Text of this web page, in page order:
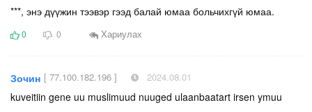
***, энэ дүүжин тээвэр гээд балай юмаа больчихгүй юмаа.
0 0 Хариулах
Зочин [ 77.100.182.196 ] 2024.08.01
kuveitiin gene uu muslimuud nuuged ulaanbaatart irsen ymuu